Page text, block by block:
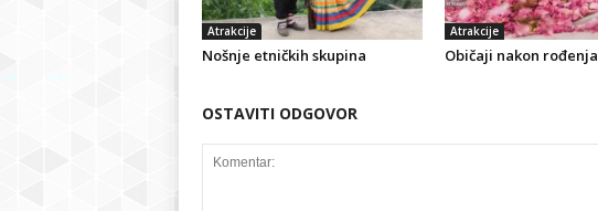
Atrakcije
Nošnje etničkih skupina
Atrakcije
Običaji nakon rođenja
OSTAVITI ODGOVOR